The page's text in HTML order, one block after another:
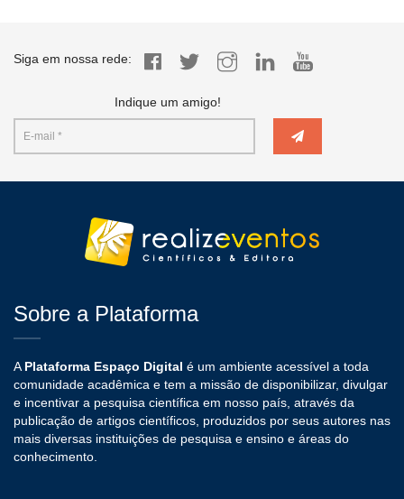
Siga em nossa rede:
Indique um amigo!
Sobre a Plataforma
A Plataforma Espaço Digital é um ambiente acessível a toda
comunidade acadêmica e tem a missão de disponibilizar, divulgar
e incentivar a pesquisa científica em nosso país, através da
publicação de artigos científicos, produzidos por seus autores nas
mais diversas instituições de pesquisa e ensino e áreas do
conhecimento.